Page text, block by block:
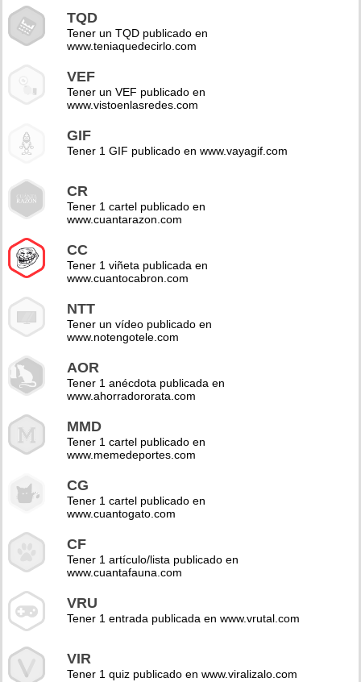
TQD
Tener un TQD publicado en
www.teniaquedecirlo.com
VEF
Tener un VEF publicado en
www.vistoenlasredes.com
GIF
Tener 1 GIF publicado en www.vayagif.com
CR
Tener 1 cartel publicado en
www.cuantarazon.com
CC
Tener 1 viñeta publicada en
www.cuantocabron.com
NTT
Tener un vídeo publicado en
www.notengotele.com
AOR
Tener 1 anécdota publicada en
www.ahorradororata.com
MMD
Tener 1 cartel publicado en
www.memedeportes.com
CG
Tener 1 cartel publicado en
www.cuantogato.com
CF
Tener 1 artículo/lista publicado en
www.cuantafauna.com
VRU
Tener 1 entrada publicada en www.vrutal.com
VIR
Tener 1 quiz publicado en www.viralizalo.com